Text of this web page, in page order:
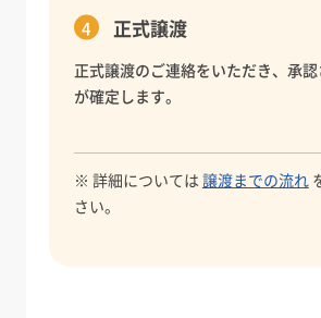
正式譲渡
正式譲渡のご連絡をいただき、承
が確定します。
※ 詳細については 譲渡までの流れ
さい。